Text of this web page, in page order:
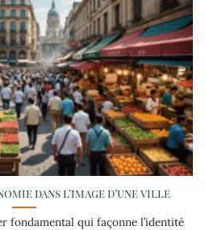
dans l’image d’une ville
fondamental qui façonne l’identité